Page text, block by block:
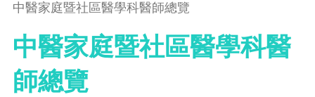
中醫家庭暨社區醫學科醫師總覽
中醫家庭暨社區醫學科醫
師總覽